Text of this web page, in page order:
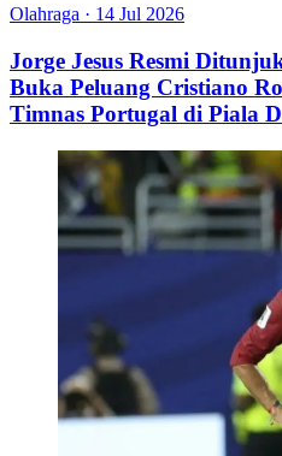
Olahraga · 14 Jul 2026
Jorge Jesus Resmi
Buka Peluang Cristiano
Timnas Portugal di Piala